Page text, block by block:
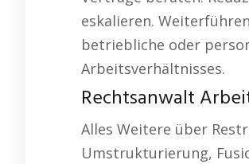
eskalieren.
betriebliche oder
Arbeitsverhältnisses.
Rechtsanwalt
Alles Weitere über
Umstrukturierung,